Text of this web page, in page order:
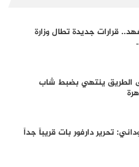
قرارات جديدة تطال وزارة
الطريق ينتهي بضبط شاب
تحرير دارفور بات قريباً جداً